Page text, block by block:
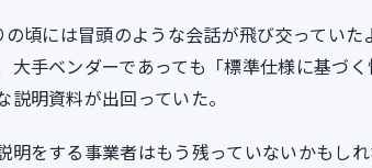
頃には冒頭のような会話が飛び交っていた
大手ベンダーであっても「標準仕様に基づ
明資料が出回っていた。
明をする事業者はもう残っていないかもし